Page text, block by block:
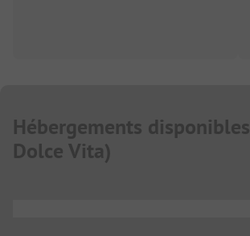
Hébergements disponibles
Dolce Vita)